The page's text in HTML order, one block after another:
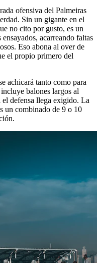
ofensiva del Palmeiras
Sin un gigante en el
no cito por gusto, es un
acarreando faltas
Eso abona al over de
el propio primero del
achicará tanto como para
balones largos al
el defensa llega exigido. La
un combinado de 9 o 10